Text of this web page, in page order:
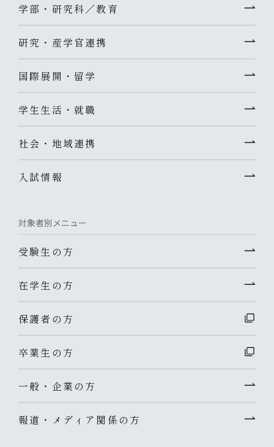
学部・研究科／教育
研究・産学官連携
国際展開・留学
学生生活・就職
社会・地域連携
入試情報
対象者別メニュー
受験生の方
在学生の方
保護者の方
卒業生の方
一般・企業の方
報道・メディア関係の方